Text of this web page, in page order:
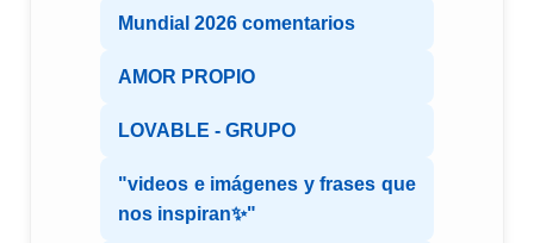
Mundial 2026 comentarios
AMOR PROPIO
LOVABLE - GRUPO
"videos e imágenes y frases que
nos inspiran✨"